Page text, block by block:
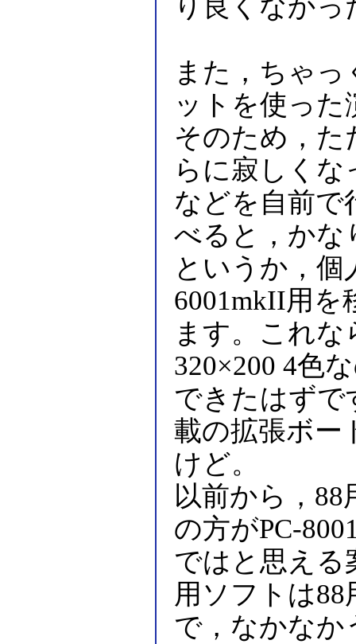
り良くなか
また，ちゃ
ットを使っ
そのため，
らに寂しく
などを自前で
べると，かな
というか，個
6001mkII用
ます。これ
320×200 4色
できたはずで
載の拡張ボー
けど。
以前から，88
の方がPC-
ではと思える
用ソフトは
で，なかなか